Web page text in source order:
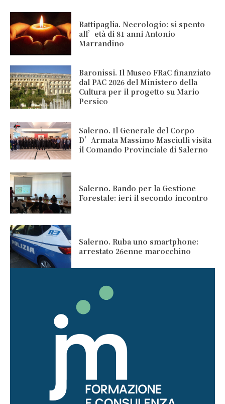
Battipaglia. Necrologio: si spento
all’età di 81 anni Antonio
Marrandino
Baronissi. Il Museo FRaC finanziato
dal PAC 2026 del Ministero della
Cultura per il progetto su Mario
Persico
Salerno. Il Generale del Corpo
D’Armata Massimo Masciulli visita
il Comando Provinciale di Salerno
Salerno. Bando per la Gestione
Forestale: ieri il secondo incontro
Salerno. Ruba uno smartphone:
arrestato 26enne marocchino